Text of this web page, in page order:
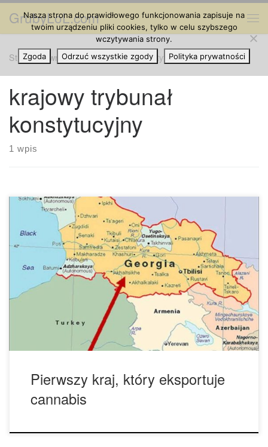
Przejdź do treści
GrubyLoL.com
Strona główna » krajowy trybunał konstytucyjny
krajowy trybunał
konstytucyjny
1 wpis
Gruzja może stać się pierwszym krajem, który zacznie
eksportować cannabis. Pomysł sprzedaży cannabis za
granicą może zacząć generować setki milionów dolarów
rocznie do gospodarki kraju. Gruzja, licząca 3,8 miliona
ludności, przeszła od legalizacji marihuany w lipcu 2018
roku do decyzji o wprowadzeniu nowych przepisów, które
pozwolą na eksport cannabis w […]
Pierwszy kraj, który eksportuje
cannabis
Nasza strona do prawidłowego funkcjonowania zapisuje na
twoim urządzeniu pliki cookies, tylko w celu szybszego
wczytywania strony.
Zgoda
Odrzuć wszystkie zgody Polityka prywatności